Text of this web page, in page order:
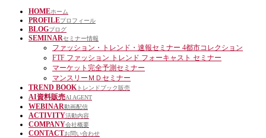
HOMEホーム
PROFILEプロフィール
BLOGブログ
SEMINARセミナー情報
ファッション・トレンド・速報セミナー 4都市コレクション
FTF ファッション トレンド フォーキャスト セミナー
マーケット完全予測セミナー
マンスリーＭＤセミナー
TREND BOOK トレンドブック販売
AI資料販売AI AGENT
WEBINAR動画配信
ACTIVITY活動内容
COMPANY会社概要
CONTACTお問い合わせ